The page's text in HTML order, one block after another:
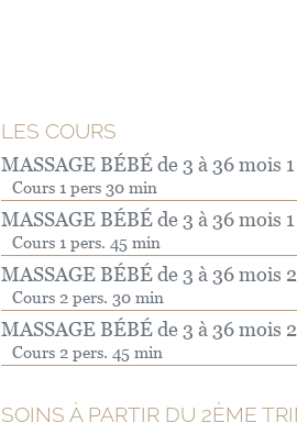
LES COURS
MASSAGE BÉBÉ de 3 à 36 mois
Cours 1 pers 30 min
MASSAGE BÉBÉ de 3 à 36 mois
Cours 1 pers. 45 min
MASSAGE BÉBÉ de 3 à 36 mois
Cours 2 pers. 30 min
MASSAGE BÉBÉ de 3 à 36 mois
Cours 2 pers. 45 min
SOINS À PARTIR DU 2ÈME